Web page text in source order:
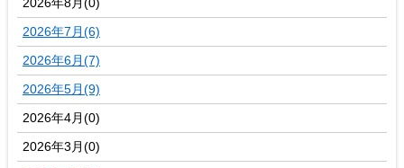
2026年7月(6)
2026年6月(7)
2026年5月(9)
2026年4月(0)
2026年3月(0)